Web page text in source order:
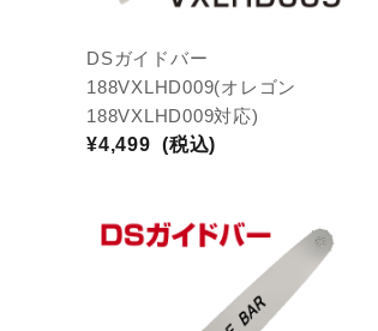
DSガイドバー
188VXLHD009(オレゴン
188VXLHD009対応)
¥4,499 (税込)